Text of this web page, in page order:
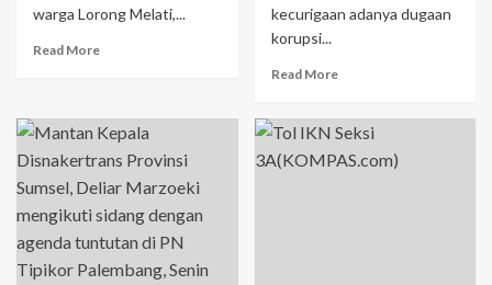
warga Lorong Melati,...
Read More
kecurigaan adanya dugaan
korupsi...
Read More